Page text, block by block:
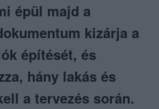
épül majd a
kizárja a
építését, és
hány lakás és
a tervezés során.